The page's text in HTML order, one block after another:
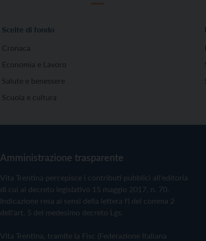
Scelte di fondo
Cronaca
Economia e Lavoro
Salute e benessere
Scuola e cultura
Amministrazione trasparente
Vita Trentina percepisce i contributi pubblici all'editoria
di cui al decreto legislativo 15 maggio 2017, n. 70.
Indicazione resa ai sensi della lettera f) del comma 2
dell'art. 5 del medesimo decreto Lgs.
Vita Trentina, tramite la Fisc (Federazione Italiana